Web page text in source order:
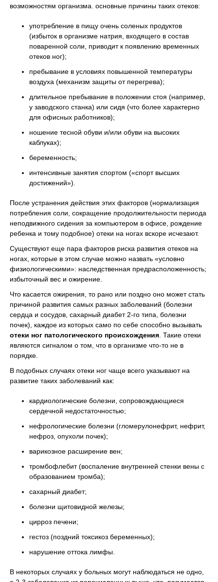
возможностям организма. основные причины таких отеков:
употребление в пищу очень соленых продуктов
(избыток в организме натрия, входящего в состав
поваренной соли, приводит к появлению временных
отеков ног);
пребывание в условиях повышенной температуры
воздуха (механизм защиты от перегрева);
длительное пребывание в положении стоя (например,
у заводского станка) или сидя (что более характерно
для офисных работников);
ношение тесной обуви и/или обуви на высоких
каблуках);
беременность;
интенсивные занятия спортом («спорт высших
достижений»).
После устранения действия этих факторов (нормализация
потребления соли, сокращение продолжительности периода
неподвижного сидения за компьютером в офисе, рождение
ребенка и тому подобное) отеки на ногах вскоре исчезают.
Существуют еще пара факторов риска развития отеков на
ногах, которые в этом случае можно назвать «условно
физиологическими»: наследственная предрасположенность;
избыточный вес и ожирение.
Что касается ожирения, то рано или поздно оно может стать
причиной развития самых разных заболеваний (болезни
сердца и сосудов, сахарный диабет 2-го типа, болезни
почек), каждое из которых само по себе способно вызывать
отеки ног патологического происхождения . Такие отеки
являются сигналом о том, что в организме что-то не в
порядке.
В подобных случаях отеки ног чаще всего указывают на
развитие таких заболеваний как:
кардиологические болезни, сопровождающиеся
сердечной недостаточностью;
нефрологические болезни (гломерулонефрит, нефрит,
нефроз, опухоли почек);
варикозное расширение вен;
тромбофлебит (воспаление внутренней стенки вены с
образованием тромба);
сахарный диабет;
болезни щитовидной железы;
цирроз печени;
гестоз (поздний токсикоз беременных);
нарушение оттока лимфы.
В некоторых случаях у больных могут наблюдаться не одно,